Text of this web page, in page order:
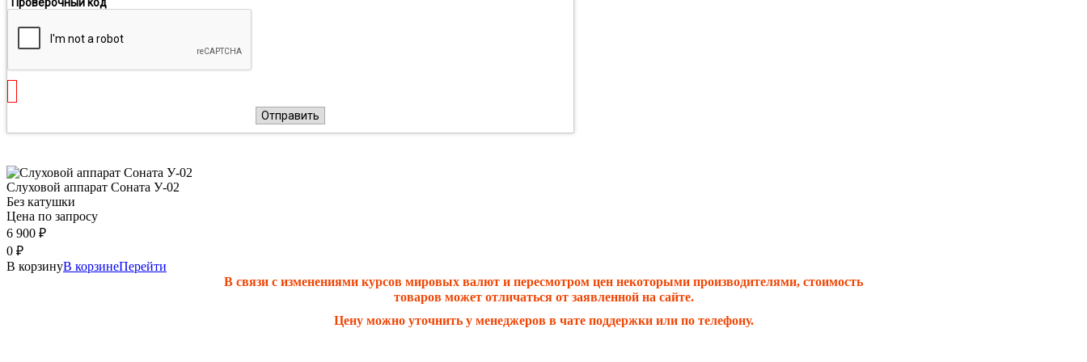
Отправить
Слуховой аппарат Соната У-02
Без катушки
Цена по запросу
6 900 ₽
0 ₽
В корзинуВ корзинеПерейти
В связи с изменениями курсов мировых валют и пересмотром цен некоторыми производителями, стоимость
товаров может отличаться от заявленной на сайте.
Цену можно уточнить у менеджеров в чате поддержки или по телефону.